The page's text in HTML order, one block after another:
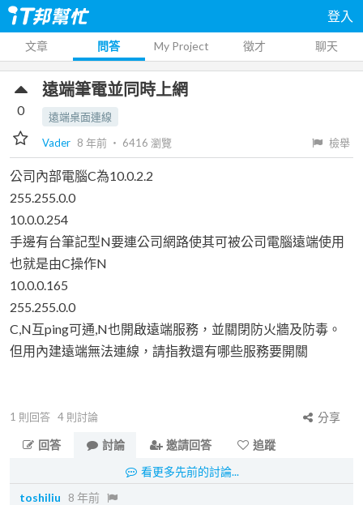
登入
文章 問答 My Project 徵才 聊天
遠端筆電並同時上網
遠端桌面連線
Vader 8 年前 ‧ 6416 瀏覽 檢舉
0
公司內部電腦C為10.0.2.2
255.255.0.0
10.0.0.254
手邊有台筆記型N要連公司網路使其可被公司電腦遠端使用
也就是由C操作N
10.0.0.165
255.255.0.0
C,N互ping可通,N也開啟遠端服務，並關閉防火牆及防毒。
但用內建遠端無法連線，請指教還有哪些服務要開關
1 則回答 4 則討論
分享
回答
討論 邀請回答
追蹤
看更多先前的討論...
toshiliu
8 年前